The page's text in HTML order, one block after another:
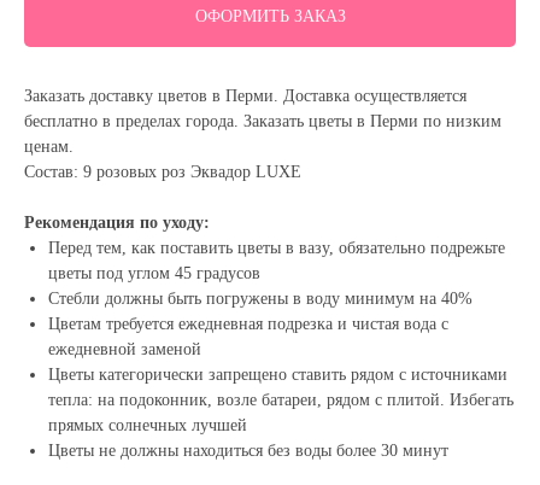
ОФОРМИТЬ ЗАКАЗ
Заказать доставку цветов в Перми. Доставка осуществляется
бесплатно в пределах города. Заказать цветы в Перми по низким
ценам.
Состав: 9 розовых роз Эквадор LUXE
Рекомендация по уходу:
Перед тем, как поставить цветы в вазу, обязательно подрежьте
цветы под углом 45 градусов
Стебли должны быть погружены в воду минимум на 40%
Цветам требуется ежедневная подрезка и чистая вода с
ежедневной заменой
Цветы категорически запрещено ставить рядом с источниками
тепла: на подоконник, возле батареи, рядом с плитой. Избегать
прямых солнечных лучшей
Цветы не должны находиться без воды более 30 минут